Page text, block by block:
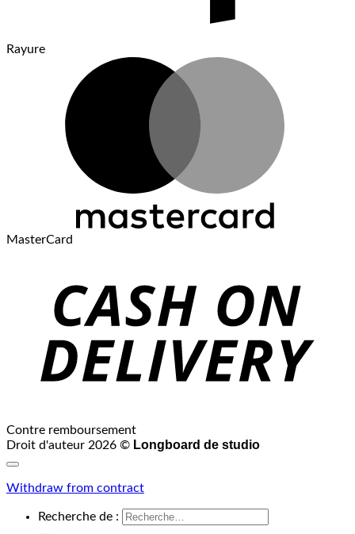
Rayure
MasterCard
Contre remboursement
Droit d'auteur 2026 © Longboard de studio
Withdraw from contract
Recherche de :